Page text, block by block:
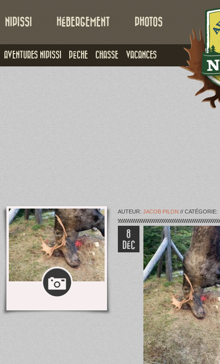
NIPISSI
AVENTURES NIPISSI PÊCHE CHASSE VACANCES
HÉBERGEMENT PHOTOS
AUTEUR: JACOB PILON // CATÉGORIE:
8
DÉC